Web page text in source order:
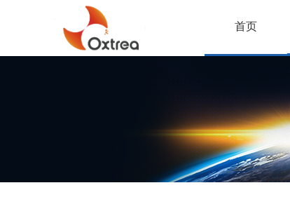
首页